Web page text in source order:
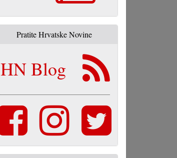
Pratite Hrvatske Novine
HN Blog